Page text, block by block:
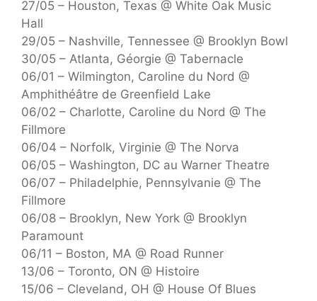
27/05 – Houston, Texas @ White Oak Music
Hall
29/05 – Nashville, Tennessee @ Brooklyn Bowl
30/05 – Atlanta, Géorgie @ Tabernacle
06/01 – Wilmington, Caroline du Nord @
Amphithéâtre de Greenfield Lake
06/02 – Charlotte, Caroline du Nord @ The
Fillmore
06/04 – Norfolk, Virginie @ The Norva
06/05 – Washington, DC au Warner Theatre
06/07 – Philadelphie, Pennsylvanie @ The
Fillmore
06/08 – Brooklyn, New York @ Brooklyn
Paramount
06/11 – Boston, MA @ Road Runner
13/06 – Toronto, ON @ Histoire
15/06 – Cleveland, OH @ House Of Blues